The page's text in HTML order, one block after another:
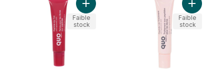
Ajouter Teinte pour les lèvres aux
Faible
stock
Ajouter
Faible
stock